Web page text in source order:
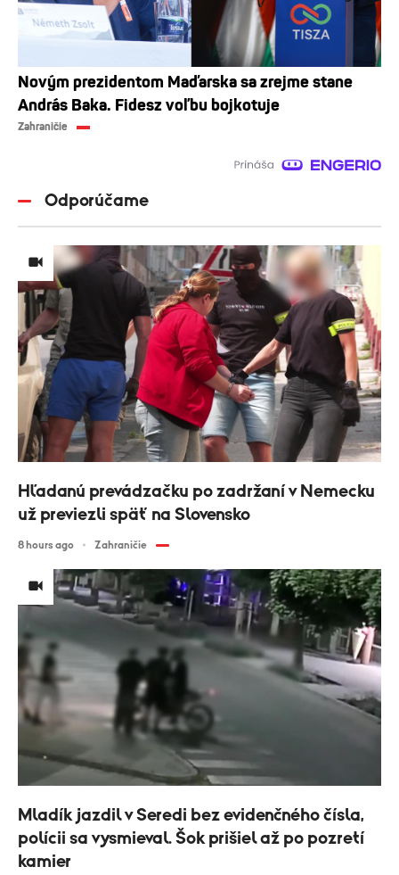
Novým prezidentom Maďarska sa zrejme stane
András Baka. Fidesz voľbu bojkotuje
Zahraničie
Odporúčame
Hľadanú prevádzačku po zadržaní v Nemecku
už previezli späť na Slovensko
8 hours ago Zahraničie
Mladík jazdil v Seredi bez evidenčného čísla,
polícii sa vysmieval. Šok prišiel až po pozretí
kamier